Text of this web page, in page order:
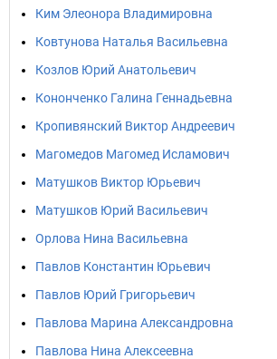
Ким Элеонора Владимировна
Ковтунова Наталья Васильевна
Козлов Юрий Анатольевич
Кононченко Галина Геннадьевна
Кропивянский Виктор Андреевич
Магомедов Магомед Исламович
Матушков Виктор Юрьевич
Матушков Юрий Васильевич
Орлова Нина Васильевна
Павлов Константин Юрьевич
Павлов Юрий Григорьевич
Павлова Марина Александровна
Павлова Нина Алексеевна